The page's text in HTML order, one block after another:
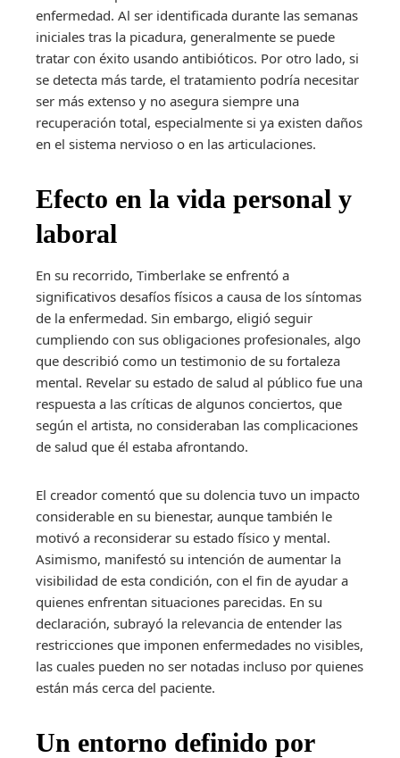
enfermedad. Al ser identificada durante las semanas
iniciales tras la picadura, generalmente se puede
tratar con éxito usando antibióticos. Por otro lado, si
se detecta más tarde, el tratamiento podría necesitar
ser más extenso y no asegura siempre una
recuperación total, especialmente si ya existen daños
en el sistema nervioso o en las articulaciones.
Efecto en la vida personal y
laboral
En su recorrido, Timberlake se enfrentó a
significativos desafíos físicos a causa de los síntomas
de la enfermedad. Sin embargo, eligió seguir
cumpliendo con sus obligaciones profesionales, algo
que describió como un testimonio de su fortaleza
mental. Revelar su estado de salud al público fue una
respuesta a las críticas de algunos conciertos, que
según el artista, no consideraban las complicaciones
de salud que él estaba afrontando.
El creador comentó que su dolencia tuvo un impacto
considerable en su bienestar, aunque también le
motivó a reconsiderar su estado físico y mental.
Asimismo, manifestó su intención de aumentar la
visibilidad de esta condición, con el fin de ayudar a
quienes enfrentan situaciones parecidas. En su
declaración, subrayó la relevancia de entender las
restricciones que imponen enfermedades no visibles,
las cuales pueden no ser notadas incluso por quienes
están más cerca del paciente.
Un entorno definido por